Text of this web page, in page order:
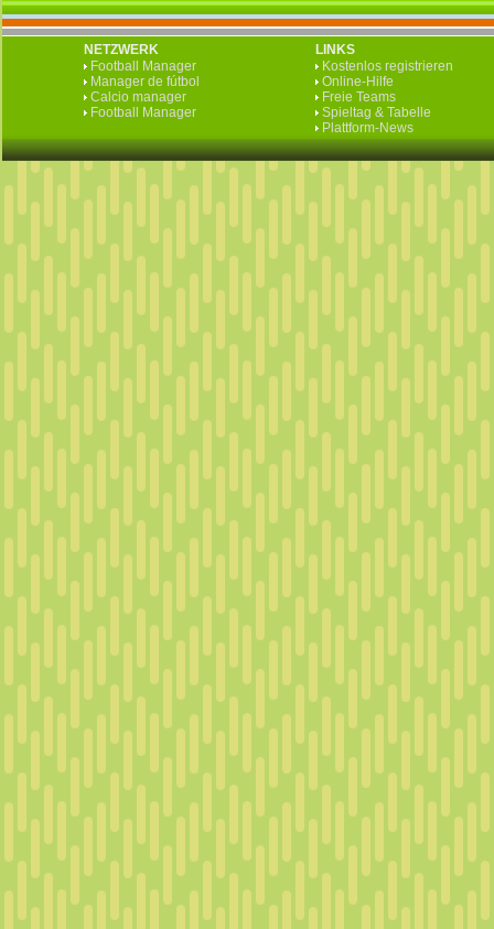
NETZWERK
Football Manager
Manager de fútbol
Calcio manager
Football Manager
LINKS
Kostenlos registrieren
Online-Hilfe
Freie Teams
Spieltag & Tabelle
Plattform-News